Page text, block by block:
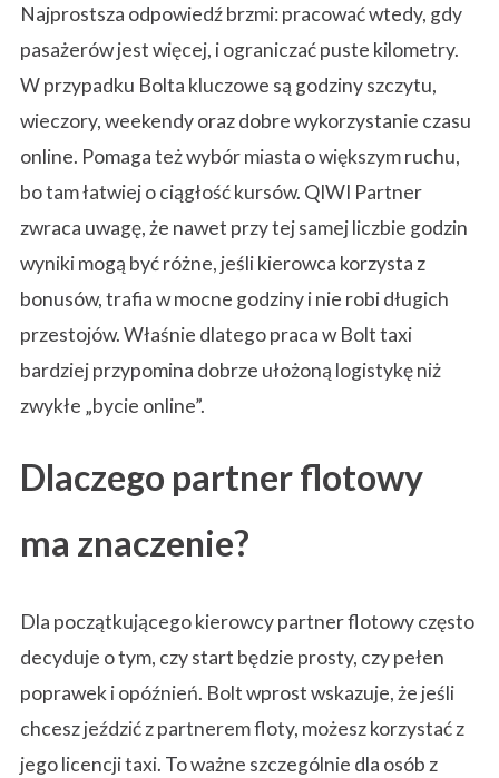
Najprostsza odpowiedź brzmi: pracować wtedy, gdy
pasażerów jest więcej, i ograniczać puste kilometry.
W przypadku Bolta kluczowe są godziny szczytu,
wieczory, weekendy oraz dobre wykorzystanie czasu
online. Pomaga też wybór miasta o większym ruchu,
bo tam łatwiej o ciągłość kursów. QIWI Partner
zwraca uwagę, że nawet przy tej samej liczbie godzin
wyniki mogą być różne, jeśli kierowca korzysta z
bonusów, trafia w mocne godziny i nie robi długich
przestojów. Właśnie dlatego praca w Bolt taxi
bardziej przypomina dobrze ułożoną logistykę niż
zwykłe „bycie online”.
Dlaczego partner flotowy
ma znaczenie?
Dla początkującego kierowcy partner flotowy często
decyduje o tym, czy start będzie prosty, czy pełen
poprawek i opóźnień. Bolt wprost wskazuje, że jeśli
chcesz jeździć z partnerem floty, możesz korzystać z
jego licencji taxi. To ważne szczególnie dla osób z